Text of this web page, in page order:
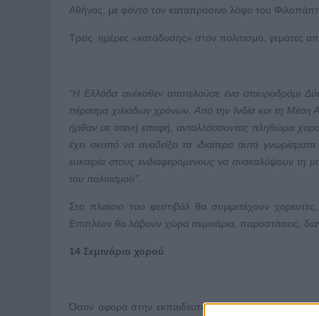
Αθήνας, με φόντο τον καταπράσινο λόφο του
Τρεις ημέρες «κατάδυσης» στον πολιτισμό, γεμάτες
“Η Ελλάδα ανέκαθεν αποτελούσε ένα σταυροδρόμι
πέρασμα χιλιάδων χρόνων. Από την Ινδία και τη Μέση
ήρθαν σε στενή επαφή, ανταλλάσσοντας πληθώρα
έχει σκοπό να αναδείξει τα ιδιαίτερα αυτά
ευκαιρία στους ενδιαφερόμενους να ανακαλύψουν τη
του πολιτισμού”.
Στo πλαίσιο του φεστιβάλ θα συμμετέχουν
Επιπλέον θα λάβουν χώρα σεμινάρια, παραστάσεις,
14 Σεμινάρια χορού
Όσον αφορά στην εκπαιδευτική πλευρά του